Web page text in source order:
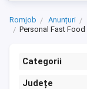
Romjob Anunțuri
Personal Fast Food
Categorii
Județe